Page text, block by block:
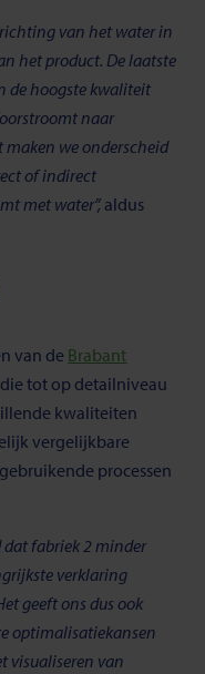
van het water in
het product. De laatste
de hoogste kwaliteit
naar
maken we onderscheid
of indirect
met water”, aldus
van de Brabant
tot op detailniveau
kwaliteiten
vergelijkbare
processen
dat fabriek 2 minder
verklaring
geeft ons dus ook
optimalisatiekansen
visualiseren van